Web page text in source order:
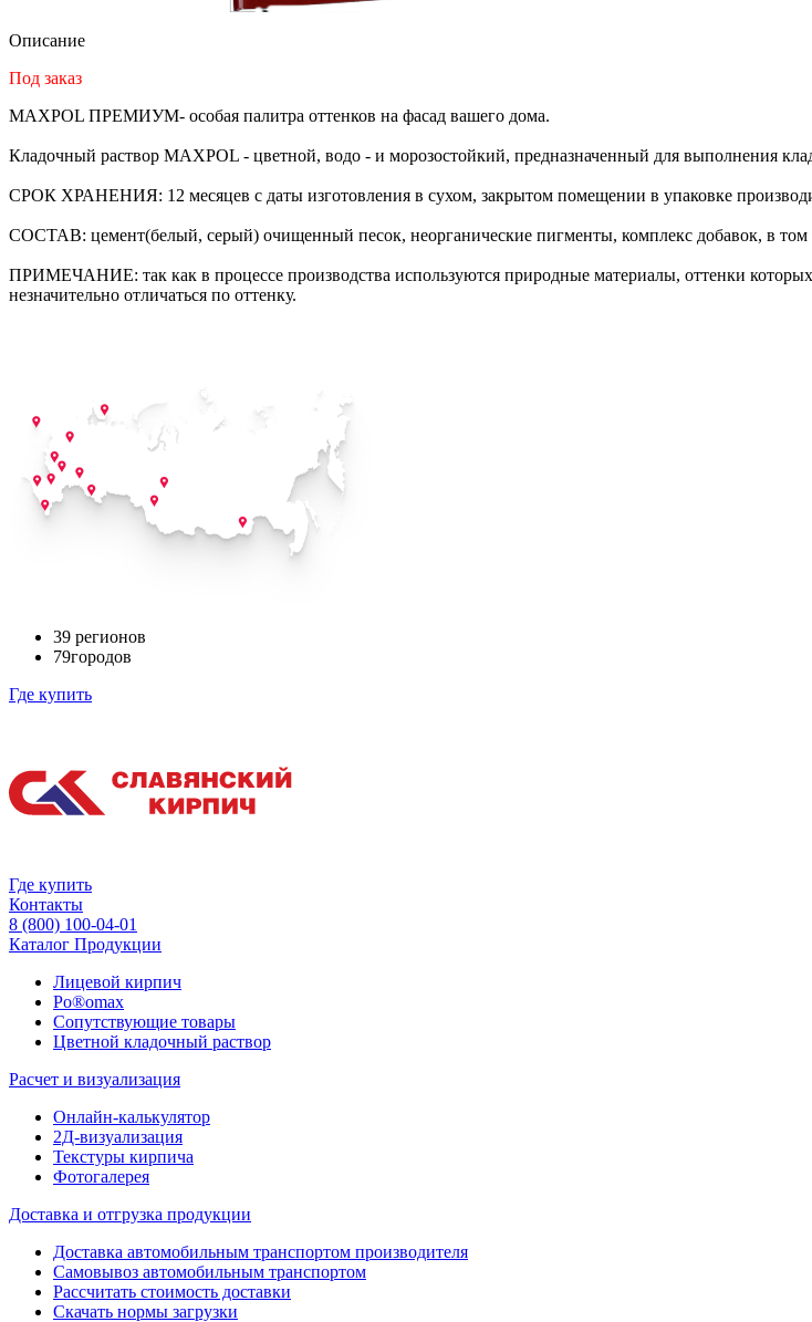
Описание
Под заказ
MAXPOL ПРЕМИУМ- особая палитра оттенков на фасад вашего дома.
Кладочный раствор MAXPOL - цветной, водо - и морозостойкий, предназначенный для выполнения
СРОК ХРАНЕНИЯ: 12 месяцев с даты изготовления в сухом, закрытом помещении в упаковке
СОСТАВ: цемент(белый, серый) очищенный песок, неорганические пигменты, комплекс добавок, в
ПРИМЕЧАНИЕ: так как в процессе производства используются природные материалы, оттенки которых
незначительно отличаться по оттенку.
39 регионов
79городов
Где купить
Где купить
Контакты
8 (800) 100-04-01
Каталог Продукции
Лицевой кирпич
Po®omax
Сопутствующие товары
Цветной кладочный раствор
Расчет и визуализация
Онлайн-калькулятор
2Д-визуализация
Текстуры кирпича
Фотогалерея
Доставка и отгрузка продукции
Доставка автомобильным транспортом производителя
Самовывоз автомобильным транспортом
Рассчитать стоимость доставки
Скачать нормы загрузки